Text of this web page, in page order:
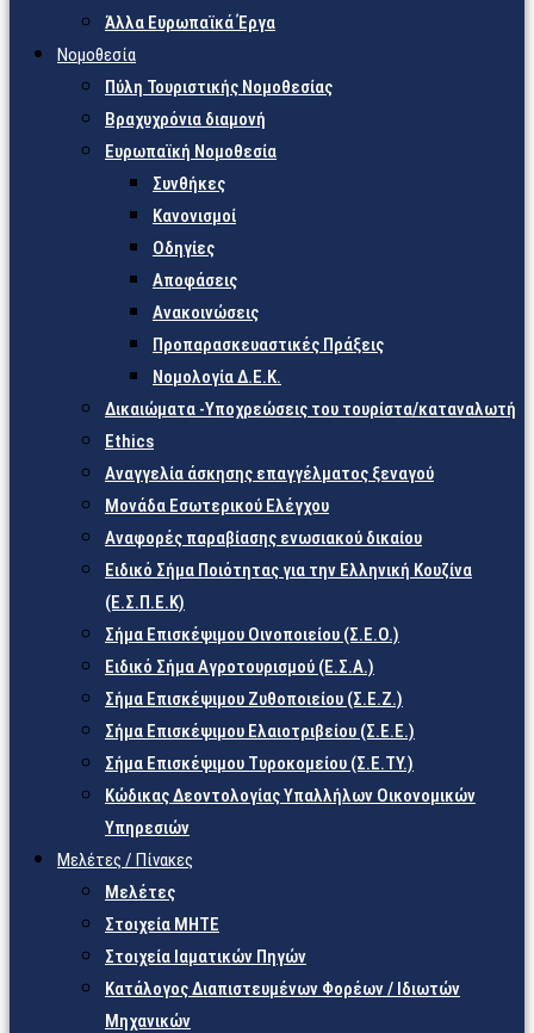
Άλλα Ευρωπαϊκά Έργα
Νομοθεσία
Πύλη Τουριστικής Νομοθεσίας
Βραχυχρόνια διαμονή
Ευρωπαϊκή Νομοθεσία
Συνθήκες
Κανονισμοί
Οδηγίες
Αποφάσεις
Ανακοινώσεις
Προπαρασκευαστικές Πράξεις
Νομολογία Δ.Ε.Κ.
Δικαιώματα -Υποχρεώσεις του τουρίστα/καταναλωτή
Ethics
Αναγγελία άσκησης επαγγέλματος ξεναγού
Μονάδα Εσωτερικού Ελέγχου
Αναφορές παραβίασης ενωσιακού δικαίου
Ειδικό Σήμα Ποιότητας για την Ελληνική Κουζίνα
(Ε.Σ.Π.Ε.Κ)
Σήμα Επισκέψιμου Οινοποιείου (Σ.Ε.Ο.)
Ειδικό Σήμα Αγροτουρισμού (Ε.Σ.Α.)
Σήμα Επισκέψιμου Ζυθοποιείου (Σ.Ε.Ζ.)
Σήμα Επισκέψιμου Ελαιοτριβείου (Σ.Ε.Ε.)
Σήμα Επισκέψιμου Τυροκομείου (Σ.Ε.TY.)
Κώδικας Δεοντολογίας Υπαλλήλων Οικονομικών
Υπηρεσιών
Μελέτες / Πίνακες
Μελέτες
Στοιχεία ΜΗΤΕ
Στοιχεία Ιαματικών Πηγών
Κατάλογος Διαπιστευμένων Φορέων / Ιδιωτών
Μηχανικών